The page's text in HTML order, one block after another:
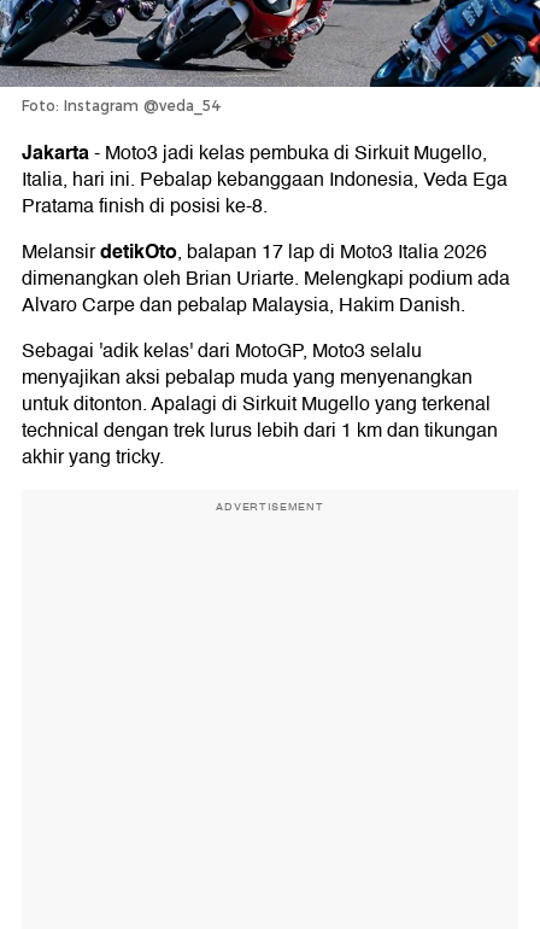
Foto: Instagram @veda_54
Jakarta-Moto3 jadi kelas pembuka di Sirkuit Mugello,
Italia, hari ini. Pebalap kebanggaan Indonesia, Veda Ega
Pratama finish di posisi ke-8.
MelansirdetikOto, balapan 17 lap di Moto3 Italia 2026
dimenangkan oleh Brian Uriarte. Melengkapi podium ada
Alvaro Carpe dan pebalap Malaysia, Hakim Danish.
Sebagai 'adik kelas' dari MotoGP, Moto3 selalu
menyajikan aksi pebalap muda yang menyenangkan
untuk ditonton. Apalagi di Sirkuit Mugello yang terkenal
technical dengan trek lurus lebih dari 1 km dan tikungan
akhir yang tricky.
ADVERTISEMENT